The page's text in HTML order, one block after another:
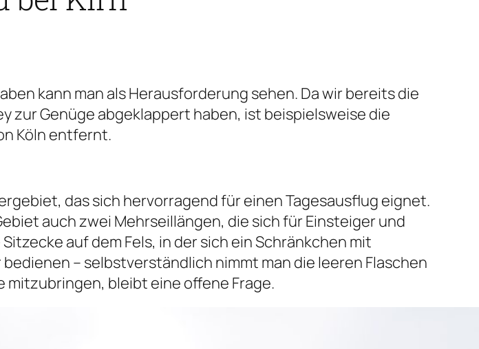
kann man als Herausforderung sehen. Da wir bereits die
zur Genüge abgeklappert haben, ist beispielsweise die
Köln entfernt.
das sich hervorragend für einen Tagesausflug eignet.
auch zwei Mehrseillängen, die sich für Einsteiger und
auf dem Fels, in der sich ein Schränkchen mit
– selbstverständlich nimmt man die leeren Flaschen
mitzubringen, bleibt eine offene Frage.